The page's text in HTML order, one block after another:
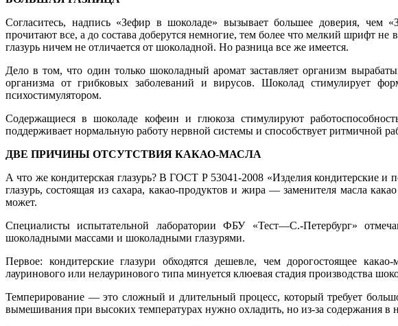
Согласитесь, надпись «Зефир в шоколаде» вызывает большее доверия, чем
прочитают все, а до состава доберутся немногие, тем более что мелкий шрифт
глазурь ничем не отличается от шоколадной. Но разница все же имеется.
Дело в том, что один только шоколадный аромат заставляет организм
организма от грибковых заболеваний и вирусов. Шоколад стимулирует
психостимулятором.
Содержащиеся в шоколаде кофеин и глюкоза стимулируют
поддерживает нормальную работу нервной системы и способствует ритмичной
ДВЕ ПРИЧИНЫ ОТСУТСТВИЯ КАКАО-МАСЛА
А что же кондитерская глазурь? В ГОСТ Р 53041-2008 «Изделия кондитерские и
глазурь, состоящая из сахара, какао-продуктов и жира — заменителя масла
может.
Специалисты испытательной лаборатории ФБУ «Тест—С.-Петербург»
шоколадными массами и шоколадными глазурями.
Первое: кондитерские глазури обходятся дешевле, чем дорогостоящее
лауринового или нелауринового типа минуется клюевая стадия производства
Темперирование — это сложный и длительный процесс, который требует
вымешивания при высоких температурах нужно охладить, но из-за содержания в